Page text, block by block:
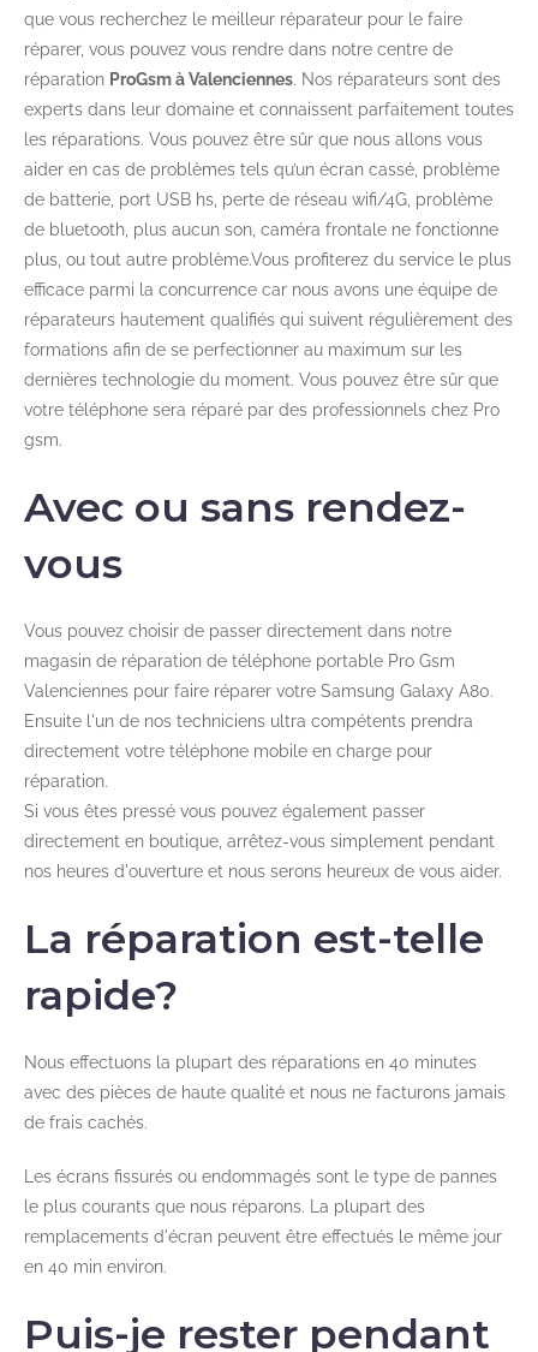
que vous recherchez le meilleur réparateur pour le faire
réparer, vous pouvez vous rendre dans notre centre de
réparation ProGsm à Valenciennes. Nos réparateurs sont des
experts dans leur domaine et connaissent parfaitement toutes
les réparations. Vous pouvez être sûr que nous allons vous
aider en cas de problèmes tels qu’un écran cassé, problème
de batterie, port USB hs, perte de réseau wifi/4G, problème
de bluetooth, plus aucun son, caméra frontale ne fonctionne
plus, ou tout autre problème.Vous profiterez du service le plus
efficace parmi la concurrence car nous avons une équipe de
réparateurs hautement qualifiés qui suivent régulièrement des
formations afin de se perfectionner au maximum sur les
dernières technologie du moment. Vous pouvez être sûr que
votre téléphone sera réparé par des professionnels chez Pro
gsm.
Avec ou sans rendez-
vous
Vous pouvez choisir de passer directement dans notre
magasin de réparation de téléphone portable Pro Gsm
Valenciennes pour faire réparer votre Samsung Galaxy A80.
Ensuite l'un de nos techniciens ultra compétents prendra
directement votre téléphone mobile en charge pour
réparation.
Si vous êtes pressé vous pouvez également passer
directement en boutique, arrêtez-vous simplement pendant
nos heures d'ouverture et nous serons heureux de vous aider.
La réparation est-telle
rapide?
Nous effectuons la plupart des réparations en 40 minutes
avec des pièces de haute qualité et nous ne facturons jamais
de frais cachés.
Les écrans fissurés ou endommagés sont le type de pannes
le plus courants que nous réparons. La plupart des
remplacements d'écran peuvent être effectués le même jour
en 40 min environ.
Puis-je rester pendant